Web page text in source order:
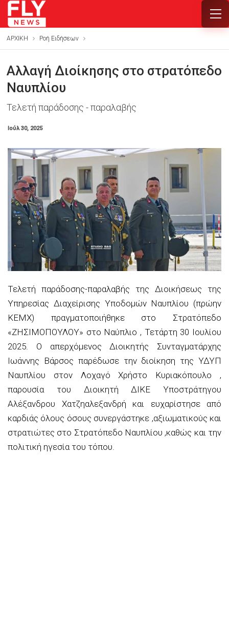
ΑΡΧΙΚΗ Ροή Ειδήσεων
Αλλαγή Διοίκησης στο στρατόπεδο
Ναυπλίου
Τελετή παράδοσης - παραλαβής
Ιούλ 30, 2025
Τελετή παράδοσης-παραλαβής της Διοικήσεως της
Υπηρεσίας Διαχείρισης Υποδομών Ναυπλίου (πρώην
ΚΕΜΧ) πραγματοποιήθηκε στο Στρατόπεδο
«ΖΗΣΙΜΟΠΟΥΛΟΥ» στο Ναύπλιο , Τετάρτη 30 Ιουλίου
2025. Ο απερχόμενος Διοικητής Συνταγματάρχης
Ιωάννης Βάρσος παρέδωσε την διοίκηση της ΥΔΥΠ
Ναυπλίου στον Λοχαγό Χρήστο Κυριακόπουλο ,
παρουσία του Διοικητή ΔΙΚΕ Υποστράτηγου
Αλέξανδρου Χατζηαλεξανδρή και ευχαρίστησε από
καρδιάς όλους όσους συνεργάστηκε ,αξιωματικούς και
στρατιώτες στο Στρατόπεδο Ναυπλίου ,καθώς και την
πολιτική ηγεσία του τόπου.